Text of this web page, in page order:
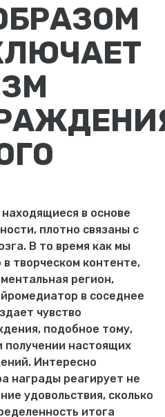
в основе
плотно связаны с
В то время как мы
творческом контенте,
регион,
в соседнее
чувство
подобное тому,
настоящих
Интересно
награды реагирует не
удовольствия, сколько
итога